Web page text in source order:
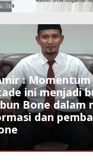
:
ini menjadi
Bone dalam
dan